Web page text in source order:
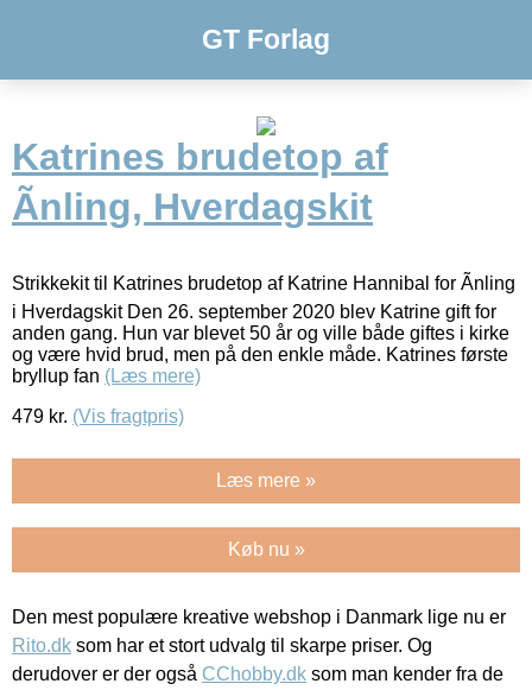
GT Forlag
Katrines brudetop af
Ãnling, Hverdagskit
Strikkekit til Katrines brudetop af Katrine Hannibal for Ãnling
i Hverdagskit Den 26. september 2020 blev Katrine gift for
anden gang. Hun var blevet 50 år og ville både giftes i kirke
og være hvid brud, men på den enkle måde. Katrines første
bryllup fan (Læs mere)
479 kr. (Vis fragtpris)
Læs mere »
Køb nu »
Den mest populære kreative webshop i Danmark lige nu er
Rito.dk som har et stort udvalg til skarpe priser. Og
derudover er der også CChobby.dk som man kender fra de